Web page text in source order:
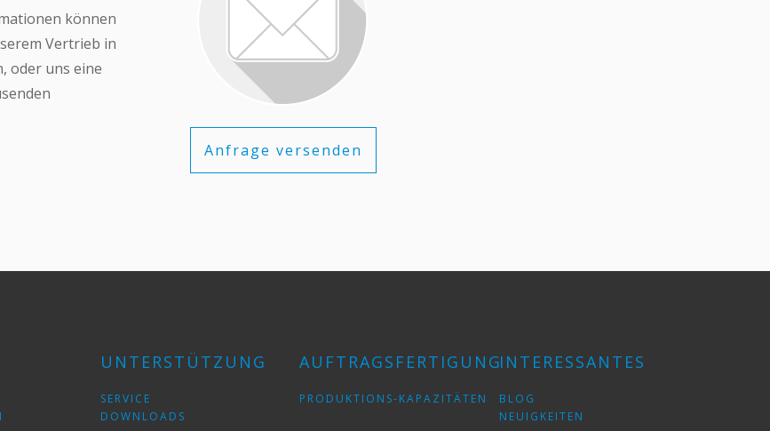
können
Vertrieb in
oder uns eine
Anfrage versenden
UNTERSTÜTZUNG
SERVICE
DOWNLOADS
AUFTRAGSFERTIGUNG
PRODUKTIONS-KAPAZITÄTEN
INTERESSANTES
BLOG
NEUIGKEITEN